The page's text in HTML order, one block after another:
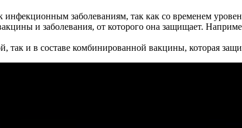
заболеваниям, так как со временем
и заболевания, от которого она защищает.
так и в составе комбинированной вакцины, которая